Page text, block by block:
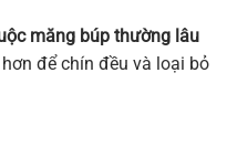
măng búp thường lâu
để chín đều và loại bỏ